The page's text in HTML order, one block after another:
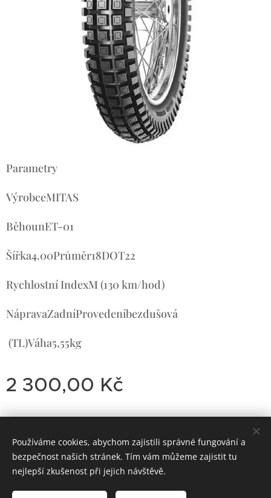
Parametry
VýrobceMITAS
BěhounET-01
Šířka4.00Průměr18DOT22
Rychlostní IndexM (130 km/hod)
NápravaZadníProvedeníbezdušová
(TL)Váha5,55kg
2 300,00 Kč
DirtyMotorcycleGarage
Classic Trial-Enduro
Cookies
Používáme cookies, abychom zajistili správné fungování a
bezpečnost našich stránek. Tím vám můžeme zajistit tu
nejlepší zkušenost při jejich návštěvě.